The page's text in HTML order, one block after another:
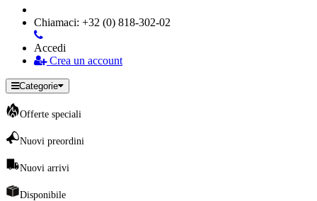
Chiamaci: +32 (0) 818-302-02
Accedi
Crea un account
Categorie
Offerte speciali
Nuovi preordini
Nuovi arrivi
Disponibile